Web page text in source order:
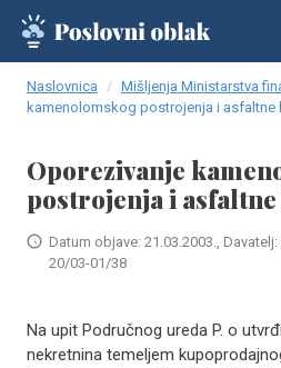
Naslovnica Mišljenja Ministarstva
kamenolomskog postrojenja i asfaltne
Oporezivanje
postrojenja i asfaltne
Datum objave: 21.03.2003.,
20/03-01/38
Na upit Područnog ureda P. o
nekretnina temeljem